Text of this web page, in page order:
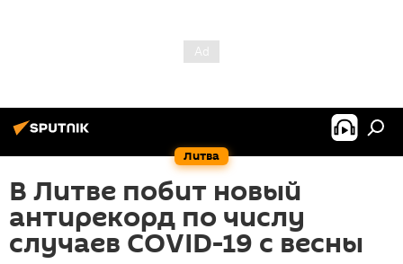
Литва
В Литве побит новый
антирекорд по числу
случаев COVID-19 с весны